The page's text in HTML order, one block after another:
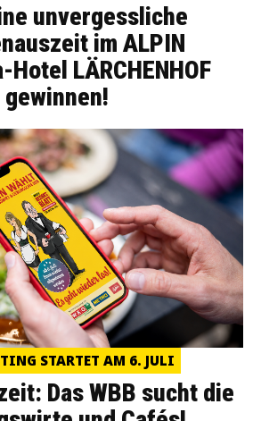
unvergessliche
im ALPIN
Hotel LÄRCHENHOF
gewinnen!
STARTET AM 6. JULI
Das WBB sucht die